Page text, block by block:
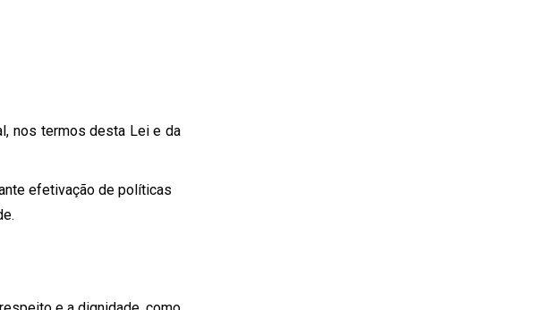
nos termos desta Lei e da
efetivação de políticas